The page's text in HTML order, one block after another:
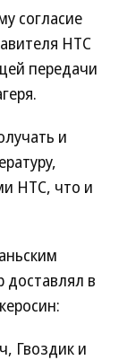
согласие
НТС
передачи
и
НТС, что и
доставлял в
Гвоздик и